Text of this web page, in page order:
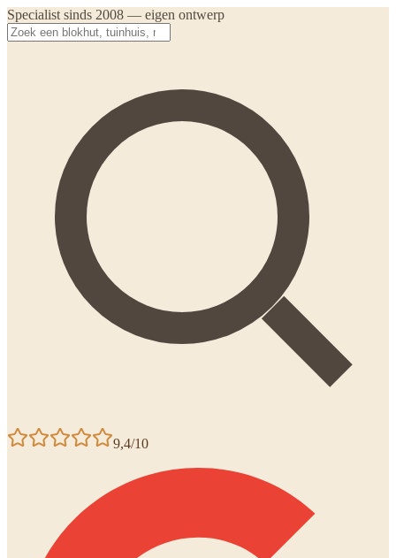
Specialist sinds 2008 — eigen ontwerp
9,4/10